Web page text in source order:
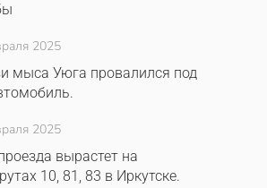
2025
мыса Уюга провалился под
2025
вырастет на
10, 81, 83 в Иркутске.